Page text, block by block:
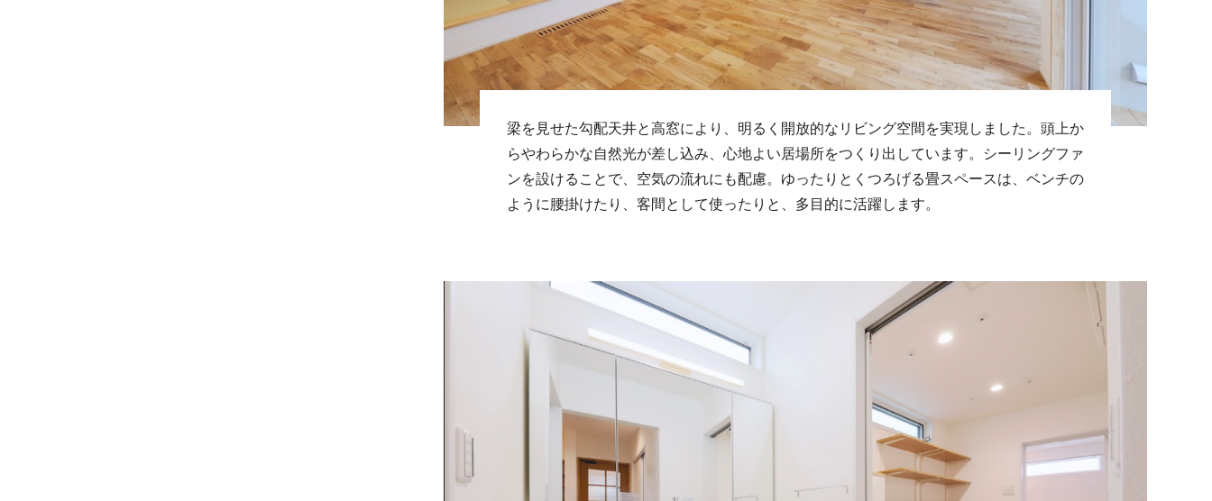
梁を見せた勾配天井と高窓により、明るく開放的なリビング空間を実現しました。頭上か
らやわらかな自然光が差し込み、心地よい居場所をつくり出しています。シーリングファ
ンを設けることで、空気の流れにも配慮。ゆったりとくつろげる畳スペースは、ベンチの
ように腰掛けたり、客間として使ったりと、多目的に活躍します。